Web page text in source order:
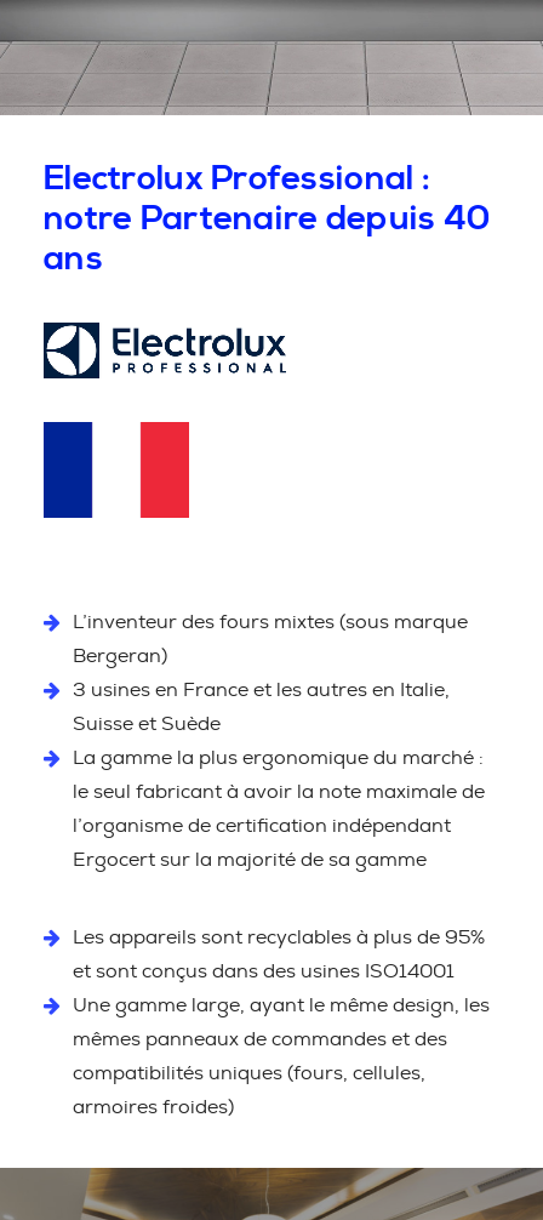
Electrolux Professional :
notre Partenaire depuis 40
ans
L’inventeur des fours mixtes (sous marque
Bergeran)
3 usines en France et les autres en Italie,
Suisse et Suède
La gamme la plus ergonomique du marché :
le seul fabricant à avoir la note maximale de
l’organisme de certification indépendant
Ergocert sur la majorité de sa gamme
Les appareils sont recyclables à plus de 95%
et sont conçus dans des usines ISO14001
Une gamme large, ayant le même design, les
mêmes panneaux de commandes et des
compatibilités uniques (fours, cellules,
armoires froides)